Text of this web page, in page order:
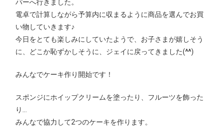
パーへ行きました。
電卓で計算しながら予算内に収まるように商品を選んでお買
い物していきます♪
今日をとても楽しみにしていたようで、お子さまが嬉しそう
に、どこか恥ずかしそうに、ジェイに戻ってきました(^^)
みんなでケーキ作り開始です！
スポンジにホイップクリームを塗ったり、フルーツを飾った
り…
みんなで協力して2つのケーキを作ります。